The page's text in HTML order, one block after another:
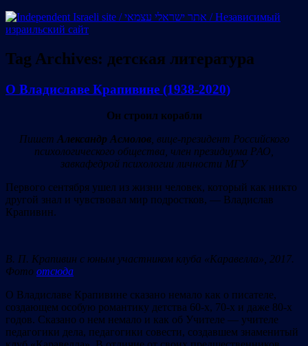
Tag Archives: детская литература
О Владиславе Крапивине (1938-2020)
Он строил корабли
Пишет Александр Асмолов, вице-президент Российского
психологического общества, член президиума РАО,
завкафедрой психологии личности МГУ
Первого сентября ушел из жизни человек, который как никто
другой знал и чувствовал мир подростков, — Владислав
Крапивин.
В. П. Крапивин с юным участником клуба «Каравелла», 2017.
Фото отсюда
О Владиславе Крапивине сказано немало как о писателе,
создающем особую романтику детства 60-х, 70-х и даже 80-х
годов. Сказано о нем немало и как об Учителе — учителе
педагогики дела, педагогики совести, создавшем знаменитый